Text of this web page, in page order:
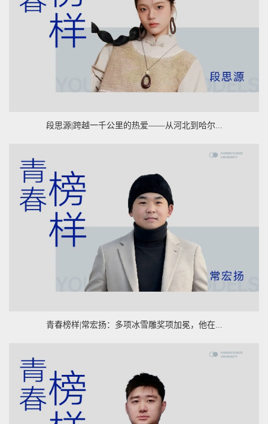
段思源|跨越一千公里的热爱——从河北到哈尔...
青春榜样|常宏扬：多项冰雪雕奖项加冕，他在...